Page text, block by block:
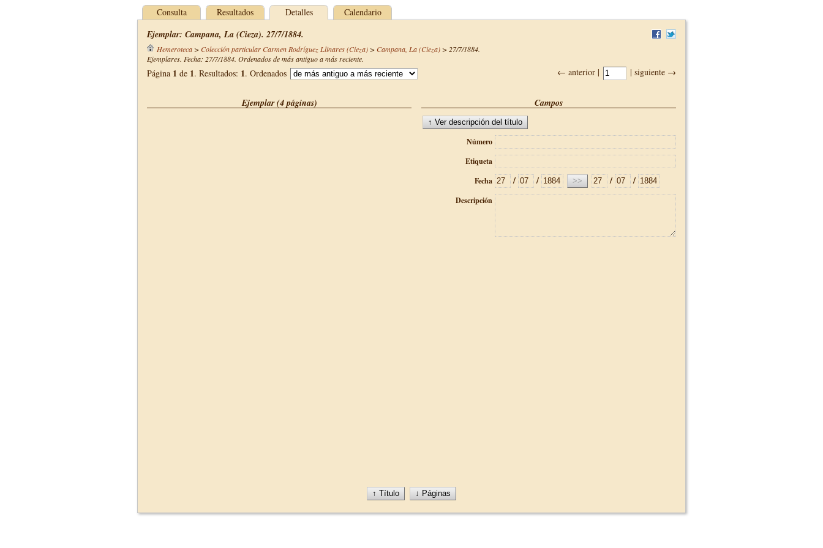
Consulta Resultados Detalles Calendario
Ejemplar: Campana, La (Cieza). 27/7/1884.
Hemeroteca> Colección particular Carmen Rodríguez Llinares (Cieza)> Campana, La (Cieza)> 27/7/1884.
Ejemplares. Fecha: 27/7/1884. Ordenados de más antiguo a más reciente.
← anterior | | siguiente →
Página 1 de 1. Resultados: 1. Ordenados
Ejemplar (4 páginas) Campos
Número
Etiqueta
Fecha
/ / / /
Descripción